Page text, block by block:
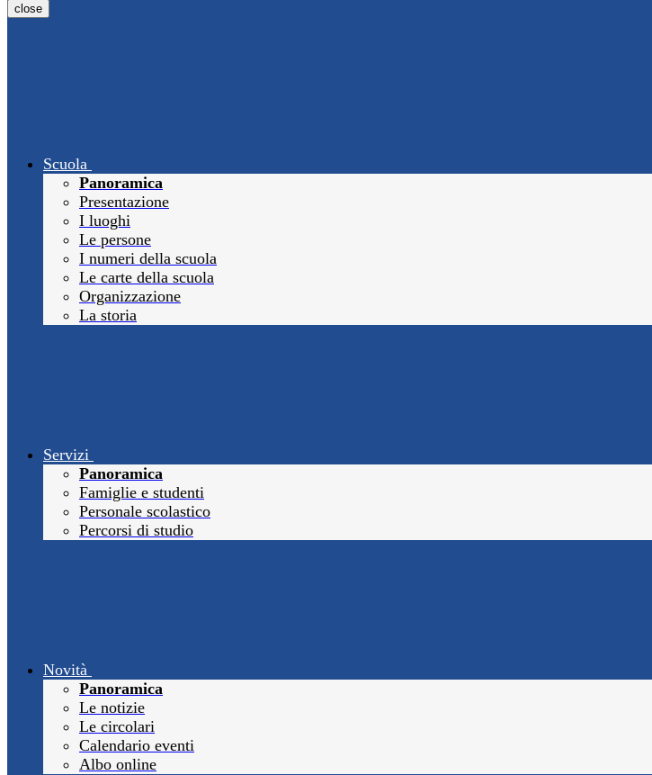
close
Scuola
Panoramica
Presentazione
I luoghi
Le persone
I numeri della scuola
Le carte della scuola
Organizzazione
La storia
Servizi
Panoramica
Famiglie e studenti
Personale scolastico
Percorsi di studio
Novità
Panoramica
Le notizie
Le circolari
Calendario eventi
Albo online